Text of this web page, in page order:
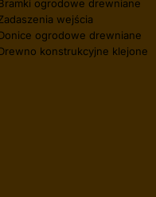
ogrodowe drewniane
wejścia
ogrodowe drewniane
konstrukcyjne klejone